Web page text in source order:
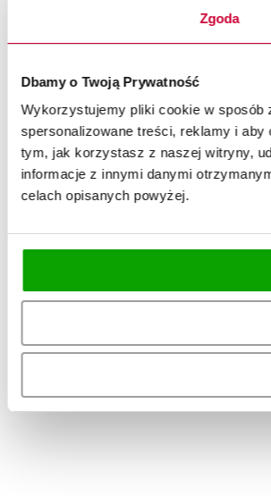
Zgoda
Dbamy o Twoją Prywatność
Wykorzystujemy pliki cookie w sposób
spersonalizowane treści, reklamy i
tym, jak korzystasz z naszej witryny,
informacje z innymi danymi
celach opisanych powyżej.